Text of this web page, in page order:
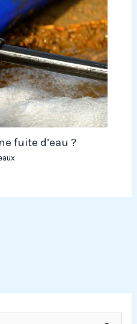
fuite d’eau ?